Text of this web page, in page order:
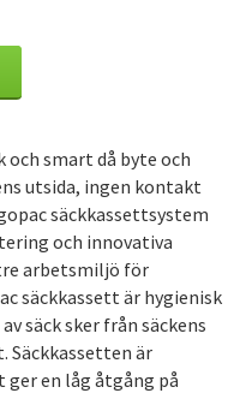
och smart då byte och
utsida, ingen kontakt
säckkassettsystem
och innovativa
arbetsmiljö för
säckkassett är hygienisk
säck sker från säckens
Säckkassetten är
en låg åtgång på